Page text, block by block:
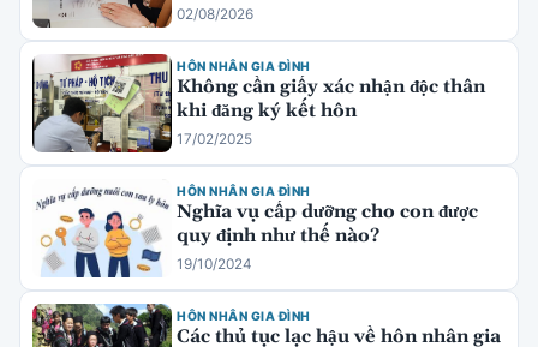
02/08/2026
HÔN NHÂN GIA ĐÌNH
Không cần giấy xác nhận độc thân
khi đăng ký kết hôn
17/02/2025
HÔN NHÂN GIA ĐÌNH
Nghĩa vụ cấp dưỡng cho con được
quy định như thế nào?
19/10/2024
HÔN NHÂN GIA ĐÌNH
Các thủ tục lạc hậu về hôn nhân gia